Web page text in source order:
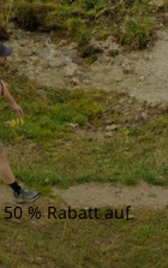
% Rabatt auf